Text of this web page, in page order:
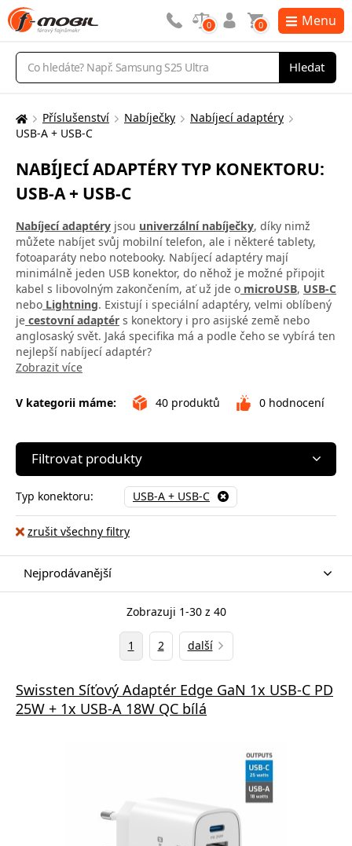
Vyhledávání
Hledat
0 0 Menu
Zde
nacházíte:
Příslušenství Nabíječky
Nabíjecí adaptéry
USB-A + USB-C
NABÍJECÍ ADAPTÉRY TYP KONEKTORU:
USB-A + USB-C
Nabíjecí adaptéry jsou univerzální nabíječky, díky nimž
můžete nabíjet svůj mobilní telefon, ale i některé tablety,
fotoaparáty nebo notebooky. Nabíjecí adaptéry mají
minimálně jeden USB konektor, do něhož je možné připojit
kabel s libovolným zakončením, ať už jde o microUSB, USB-C
nebo Lightning. Existují i speciální adaptéry, velmi oblíbený
je cestovní adaptér s konektory i pro asijské země nebo
anglosaský svět. Jaká specifika má a podle čeho se vybírá ten
nejlepší nabíjecí adaptér?
Zobrazit více
V kategorii máme: 40 produktů 0 hodnocení
Filtrovat produkty
Typ konektoru: USB-A + USB-C
zrušit všechny filtry
Nejprodávanější
Zobrazuji 1-30 z 40
1 2 další
Swissten Síťový Adaptér Edge GaN 1x USB-C PD
25W + 1x USB-A 18W QC bílá